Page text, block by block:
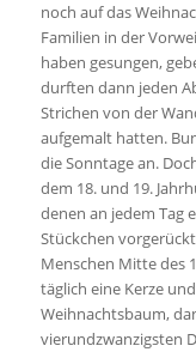
noch auf das
Familien in der
haben gesungen,
durften dann jeden
Strichen von der
aufgemalt hatten.
die Sonntage an.
dem 18. und 19.
denen an jedem Tag
Stückchen
Menschen Mitte des
täglich eine Kerze
Weihnachtsbaum,
vierundzwanzigsten